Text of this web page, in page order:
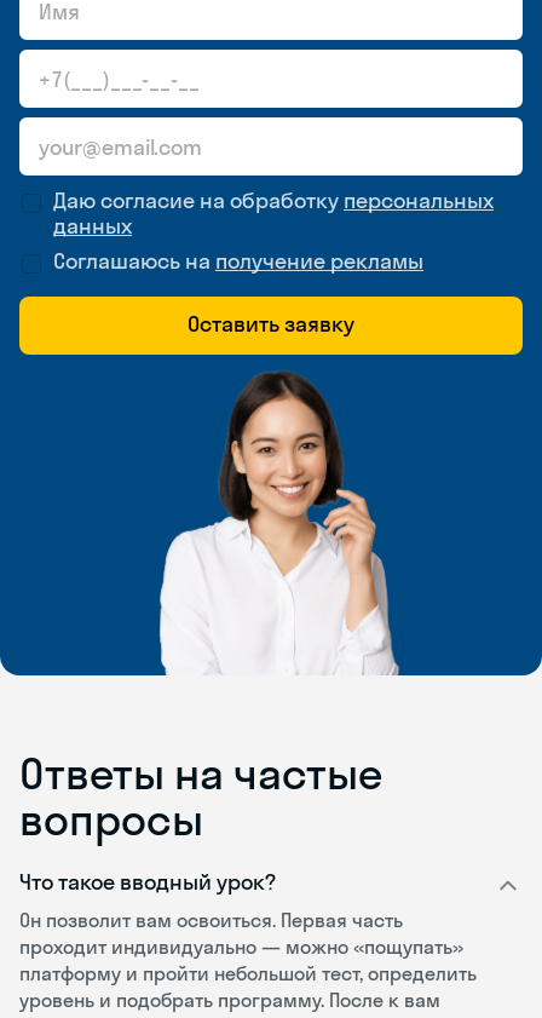
Даю согласие на обработку персональных
данных
Соглашаюсь на получение рекламы
Оставить заявку
Ответы на частые
вопросы
Что такое вводный урок?
Он позволит вам освоиться. Первая часть
проходит индивидуально — можно «пощупать»
платформу и пройти небольшой тест, определить
уровень и подобрать программу. После к вам